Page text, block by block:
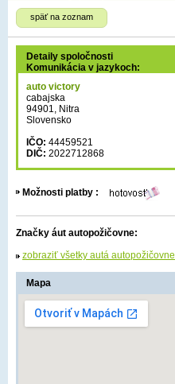
späť na zoznam
Detaily spoločnosti
Komunikácia v jazykoch:
auto victory
cabajska
94901, Nitra
Slovensko
IČO: 44459521
DIČ: 2022712868
Možnosti platby :
Značky áut autopožičovne:
zobraziť všetky autá autopožičovne
Mapa